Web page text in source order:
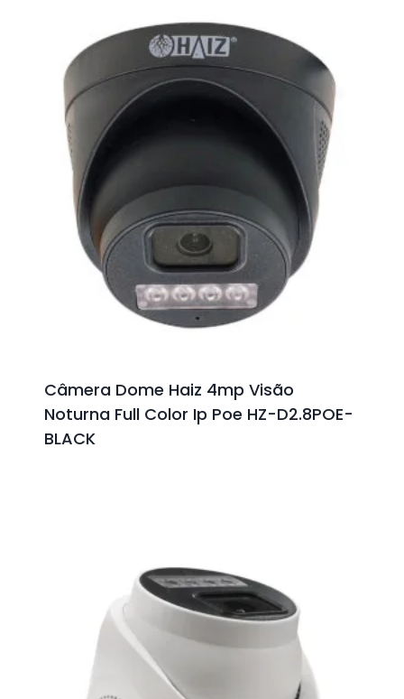
Câmera Dome Haiz 4mp Visão
Noturna Full Color Ip Poe HZ-D2.8POE-
BLACK